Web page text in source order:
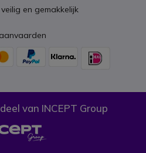
en gemakkelijk
van INCEPT Group